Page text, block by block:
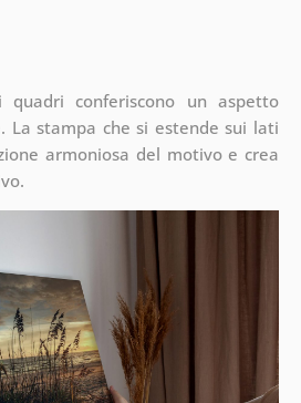
conferiscono un aspetto
La stampa che si estende sui lati
armoniosa del motivo e crea